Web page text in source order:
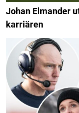
Johan Elmander
karriären